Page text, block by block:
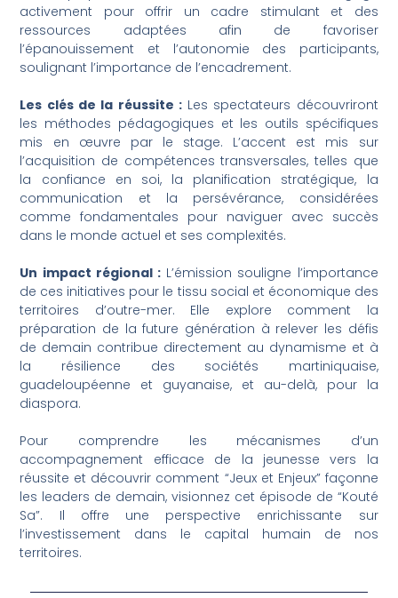
activement pour offrir un cadre stimulant et des
ressources adaptées afin de favoriser
l’épanouissement et l’autonomie des participants,
soulignant l’importance de l’encadrement.
Les clés de la réussite :Les spectateurs découvriront
les méthodes pédagogiques et les outils spécifiques
mis en œuvre par le stage. L’accent est mis sur
l’acquisition de compétences transversales, telles que
la confiance en soi, la planification stratégique, la
communication et la persévérance, considérées
comme fondamentales pour naviguer avec succès
dans le monde actuel et ses complexités.
Un impact régional : L’émission souligne l’importance
de ces initiatives pour le tissu social et économique des
territoires d’outre-mer. Elle explore comment la
préparation de la future génération à relever les défis
de demain contribue directement au dynamisme et à
la résilience des sociétés martiniquaise,
guadeloupéenne et guyanaise, et au-delà, pour la
diaspora.
Pour comprendre les mécanismes d’un
accompagnement efficace de la jeunesse vers la
réussite et découvrir comment “Jeux et Enjeux” façonne
les leaders de demain, visionnez cet épisode de “Kouté
Sa”. Il offre une perspective enrichissante sur
l’investissement dans le capital humain de nos
territoires.